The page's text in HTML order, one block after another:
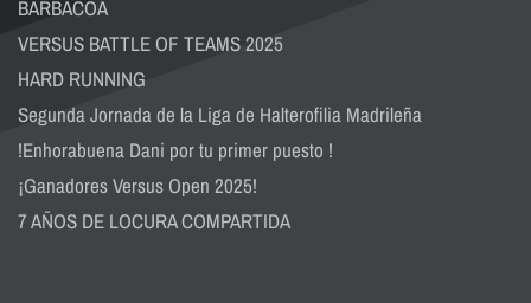
BARBACOA
VERSUS BATTLE OF TEAMS 2025
HARD RUNNING
Segunda Jornada de la Liga de Halterofilia Madrileña
!Enhorabuena Dani por tu primer puesto !
¡Ganadores Versus Open 2025!
7 AÑOS DE LOCURA COMPARTIDA